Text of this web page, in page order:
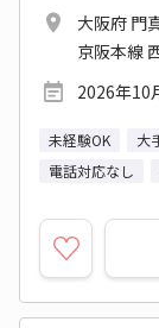
大阪府 門
京阪本線
2026年10
未経験OK 大
電話対応なし